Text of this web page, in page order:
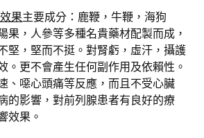
果主要成分：鹿鞭，牛鞭，海狗
果，人參等多種名貴藥材配製而成，
堅，堅而不挺。對腎虧，虛汗，攝護
。更不會產生任何副作用及依賴性。
、噁心頭痛等反應，而且不受心臟
的影響，對前列腺患者有良好的療
效果。